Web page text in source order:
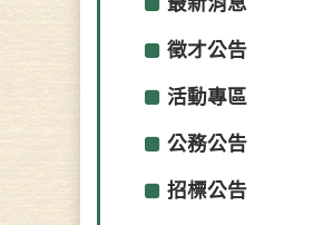
徵才公告
活動專區
公務公告
招標公告